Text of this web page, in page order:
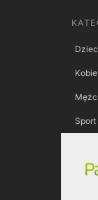
Sport